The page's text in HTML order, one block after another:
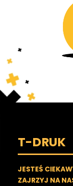
T-DRUK
JESTEŚ
ZAJRZYJ NA